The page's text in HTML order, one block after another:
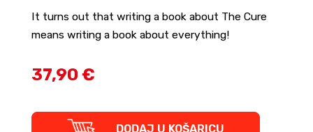
It turns out that writing a book about The Cure
means writing a book about everything!
37,90 €
Curepedia
DODAJ U KOŠARICU